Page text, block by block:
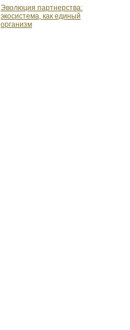
Эволюция партнерства:
экосистема, как единый
организм